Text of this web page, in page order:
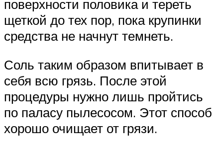
поверхности половика и тереть
щеткой до тех пор, пока крупинки
средства не начнут темнеть.
Соль таким образом впитывает в
себя всю грязь. После этой
процедуры нужно лишь пройтись
по паласу пылесосом. Этот способ
хорошо очищает от грязи.